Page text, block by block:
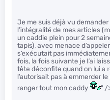
Je me suis déjà vu
l’intégralité de mes articles
un caddie plein pour 2
tapis), avec menace
s’exécutait pas
fois, la fois suivante je l’ai
tête déconfite quand on lui a
l’autorisait pas à emmerder
ranger tout mon caddy
" /